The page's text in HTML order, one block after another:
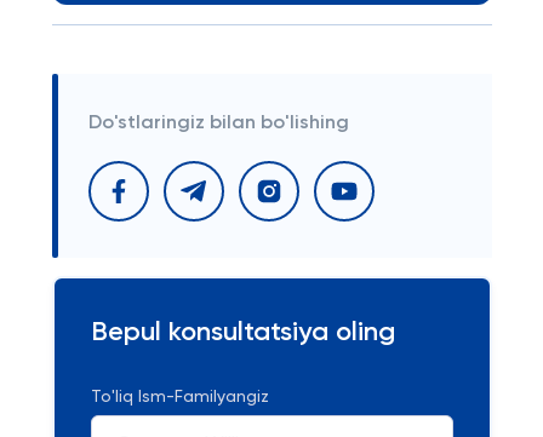
Do'stlaringiz bilan bo'lishing
Bepul konsultatsiya oling
To'liq Ism-Familyangiz